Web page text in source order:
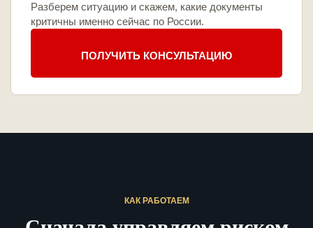
Разберем ситуацию и скажем, какие документы
критичны именно сейчас по России.
ПОЛУЧИТЬ КОНСУЛЬТАЦИЮ
КАК РАБОТАЕМ